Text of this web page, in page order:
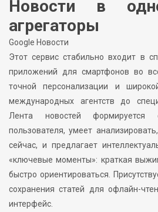
Новости в
агрегаторы
Google Новости
Этот сервис стабильно входит в
приложений для смартфонов во
точной персонализации и
международных агентств до
Лента новостей формируется
пользователя, умеет
сейчас, и предлагает
«ключевые моменты»: краткая
быстро ориентироваться.
сохранения статей для офлайн-
интерфейс.